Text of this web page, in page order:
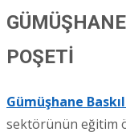
POŞETİ
Gümüşhane Baskıl
sektörünün eğitim